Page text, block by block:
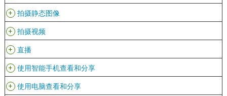
+ 拍摄静态图像
+ 拍摄视频
+ 直播
+ 使用智能手机查看和分享
+ 使用电脑查看和分享